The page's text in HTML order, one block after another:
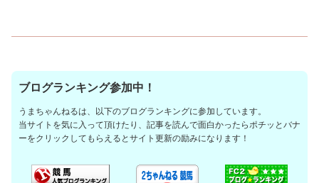
ブログランキング参加中！
うまちゃんねるは、以下のブログランキングに参加しています。
当サイトを気に入って頂けたり、記事を読んで面白かったらポチッとバナ
ーをクリックしてもらえるとサイト更新の励みになります！